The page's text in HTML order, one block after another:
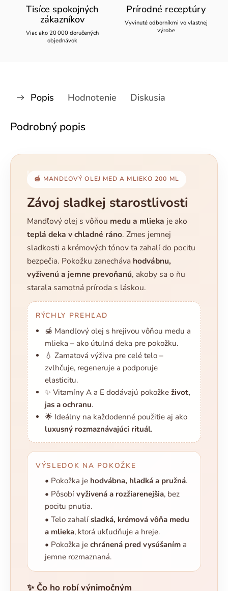
Tisíce spokojných
zákazníkov
Viac ako 20 000 doručených
objednávok
Prírodné receptúry
Vyvinuté odborníkmi vo vlastnej
výrobe
Popis Hodnotenie Diskusia
Podrobný popis
🍯 MANDĽOVÝ OLEJ MED A MLIEKO 200 ML
Závoj sladkej starostlivosti
Mandľový olej s vôňou medu a mlieka je ako
teplá deka v chladné ráno. Zmes jemnej
sladkosti a krémových tónov ťa zahalí do pocitu
bezpečia. Pokožku zanecháva hodvábnu,
vyživenú a jemne prevoňanú, akoby sa o ňu
starala samotná príroda s láskou.
RÝCHLY PREHĽAD
🍯 Mandľový olej s hrejivou vôňou medu a
mlieka – ako útulná deka pre pokožku.
💧 Zamatová výživa pre celé telo –
zvlhčuje, regeneruje a podporuje
elasticitu.
✨ Vitamíny A a E dodávajú pokožke život,
jas a ochranu.
🌟 Ideálny na každodenné použitie aj ako
luxusný rozmaznávajúci rituál.
VÝSLEDOK NA POKOŽKE
• Pokožka je hodvábna, hladká a pružná.
• Pôsobí vyživená a rozžiarenejšia, bez
pocitu pnutia.
• Telo zahalí sladká, krémová vôňa medu
a mlieka, ktorá ukľudňuje a hreje.
• Pokožka je chránená pred vysúšaníma
jemne rozmaznaná.
✨ Čo ho robí výnimočným